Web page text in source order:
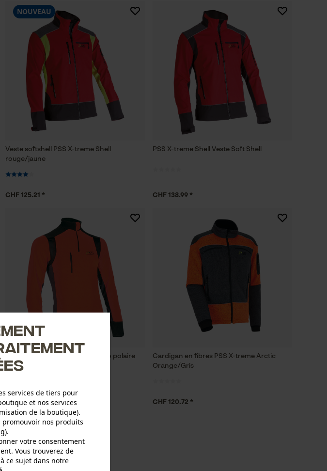
Veste softshell PSS X-treme Shell
rouge/jaune
NOUVEAU
CHF 125.21 *
PSS X-treme Shell Veste Soft Shell
CHF 138.99 *
PSS X-treme Polar Shirt en micro polaire
CHF 52.00 *
Cardigan en fibres PSS X-treme Arctic
Orange/Gris
CHF 120.72 *
3 4
services de tiers pour
et nos services
de la boutique).
promouvoir nos produits
votre consentement
Vous trouverez de
ce sujet dans notre